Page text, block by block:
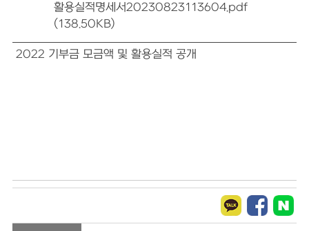
활용실적명세서20230823113604.pdf
(138.50KB)
2022 기부금 모금액 및 활용실적 공개